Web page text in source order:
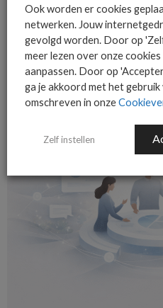
Aan klantzijde is mandaat
mag besluiten om systemen uit
leggen of externe partijen in te
beslissingsbevoegdheid blijft
en bestuur.
Ook worden er cookies
netwerken. Jouw
gevolgd worden. Door op
meer lezen over onze
aanpassen. Door op
ga je akkoord met het gebruik
omschreven in onze
Zelf instellen